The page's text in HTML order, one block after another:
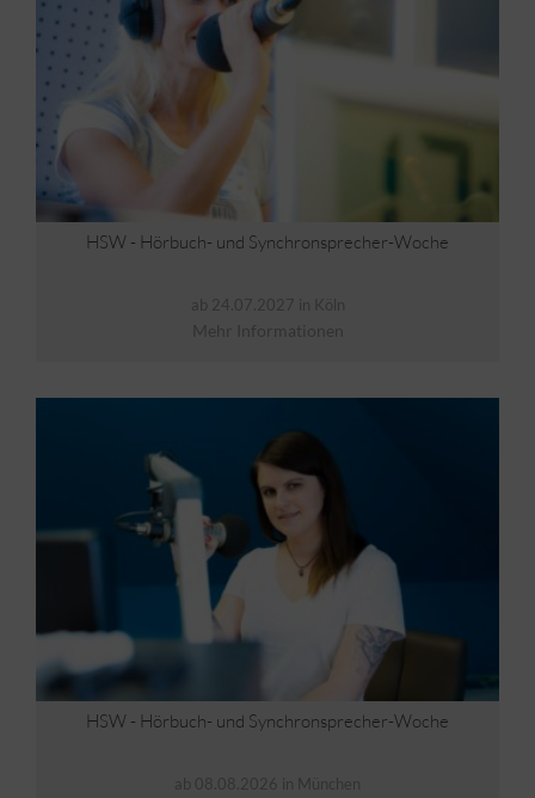
HSW - Hörbuch- und Synchronsprecher-Woche
ab 24.07.2027 in Köln
Mehr Informationen
HSW - Hörbuch- und Synchronsprecher-Woche
ab 08.08.2026 in München